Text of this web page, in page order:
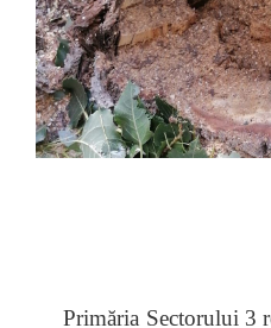
Primăria Sectorului 3